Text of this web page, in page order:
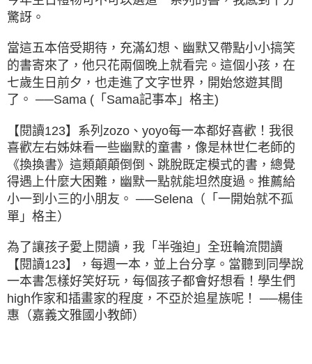
驚訝。
當這五本倍受期待，充滿幻想、幽默又帶點小小搞笑
的書寄來了，他只花兩個晚上就看完。這個小孩，在
七歲生日前夕，也走進了文字世界，開始悠遊其間
了。 ──Sama (「Sama記事本」格主)
【閱讀123】系列zozo、yoyo每一本都好喜歡！我很
喜歡左右姊妹看一些幽默的童書，像是林世仁老師的
《換換書》這類顛顛倒倒、跳脫既定模式的書，總覺
得遇上什麼大困難，幽默一點就能坦然度過。推薦給
小一到小三的小朋友。 ──Selena（「一開始就不孤
單」格主）
為了讓孩子愛上閱讀，我「半強迫」全班輪流閱讀
【閱讀123】，每週一本，並上台分享。當聽到同學說
一本書怎樣好笑好玩，每個孩子都會好想看！學生們
high作家和插畫家的程度，不亞於追星族呢！ ──楊佳
惠（嘉義文雅國小教師）